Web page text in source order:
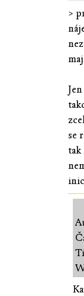
>
se
tak